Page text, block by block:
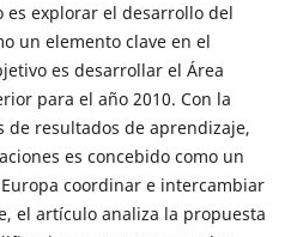
es explorar el desarrollo del
un elemento clave en el
es desarrollar el Área
para el año 2010. Con la
de resultados de aprendizaje,
es concebido como un
coordinar e intercambiar
el artículo analiza la propuesta